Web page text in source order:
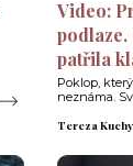
Video:
patřila
Poklop,
neznáma.
Tereza